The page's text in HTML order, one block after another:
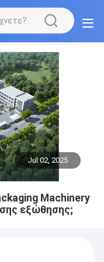
Jul 02, 2025
Machinery
εξώθησης;